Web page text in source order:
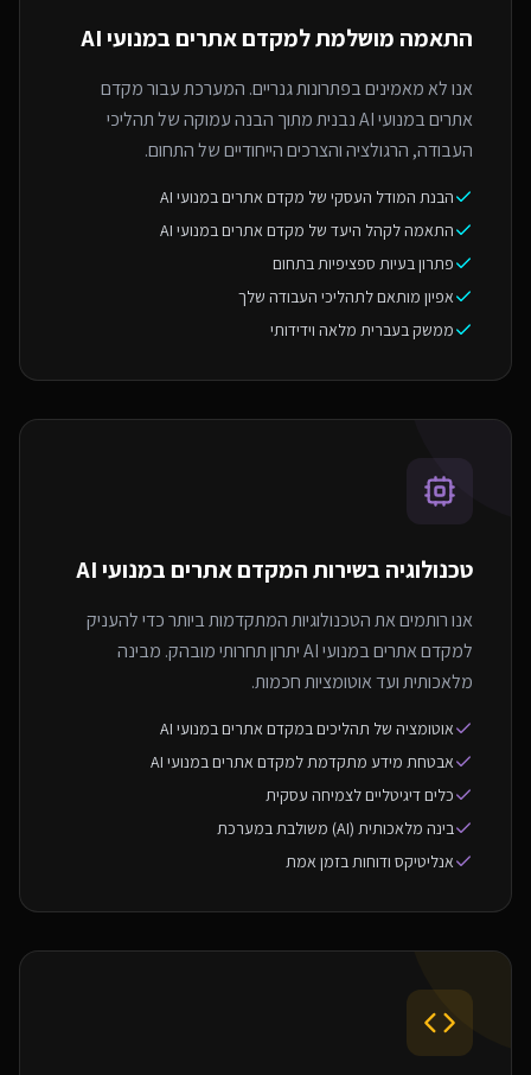
התאמה מושלמת למקדם אתרים במנועי AI
אנו לא מאמינים בפתרונות גנריים. המערכת עבור מקדם
אתרים במנועי AI נבנית מתוך הבנה עמוקה של תהליכי
העבודה, הרגולציה והצרכים הייחודיים של התחום.
הבנת המודל העסקי של מקדם אתרים במנועי AI
התאמה לקהל היעד של מקדם אתרים במנועי AI
פתרון בעיות ספציפיות בתחום
אפיון מותאם לתהליכי העבודה שלך
ממשק בעברית מלאה וידידותי
טכנולוגיה בשירות המקדם אתרים במנועי AI
אנו רותמים את הטכנולוגיות המתקדמות ביותר כדי להעניק
למקדם אתרים במנועי AI יתרון תחרותי מובהק. מבינה
מלאכותית ועד אוטומציות חכמות.
אוטומציה של תהליכים במקדם אתרים במנועי AI
אבטחת מידע מתקדמת למקדם אתרים במנועי AI
כלים דיגיטליים לצמיחה עסקית
בינה מלאכותית (AI) משולבת במערכת
אנליטיקס ודוחות בזמן אמת